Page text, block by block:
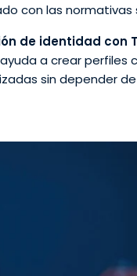
con las normativas
de identidad con
a crear perfiles
sin depender